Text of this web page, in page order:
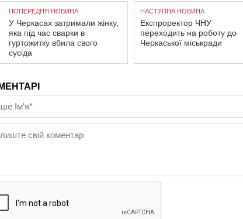
ПОПЕРЕДНЯ НОВИНА
У Черкасах затримали жінку,
яка під час сварки в
гуртожитку вбила свого
сусіда
НАСТУПНА НОВИНА
Експроректор ЧНУ
переходить на роботу до
Черкаської міськради